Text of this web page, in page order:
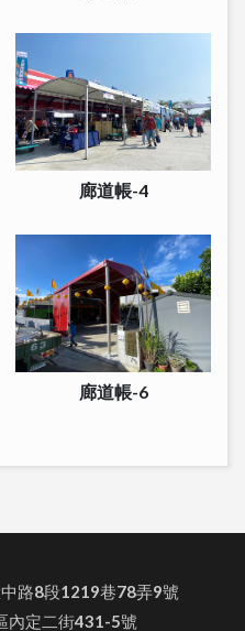
廊道帳-4
廊道帳-6
路8段1219巷78弄9號
內定二街431-5號